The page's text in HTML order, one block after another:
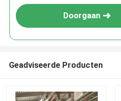
Doorgaan
Geadviseerde Producten